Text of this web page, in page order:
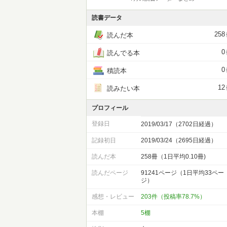
読書データ
読んだ本 258
読んでる本 0
積読本 0
読みたい本 12
プロフィール
登録日 2019/03/17（2702日経過）
記録初日 2019/03/24（2695日経過）
読んだ本 258冊（1日平均0.10冊)
読んだページ
91241ページ（1日平均33ペー
ジ）
感想・レビュー 203件（投稿率78.7%）
本棚 5棚